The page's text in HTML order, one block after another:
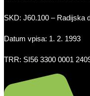
SKD: J60.100 – Radijska
Datum vpisa: 1. 2. 1993
TRR: SI56 3300 0001